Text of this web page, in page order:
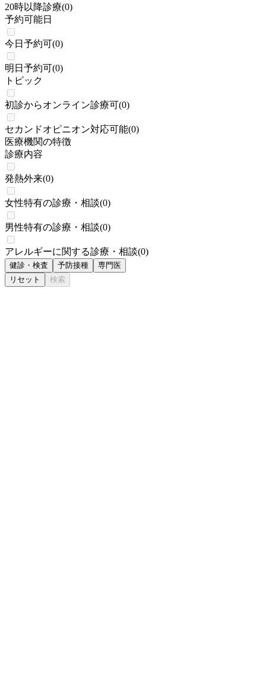
20時以降診療(0)
予約可能日
今日予約可(0)
明日予約可(0)
トピック
初診からオンライン診療可(0)
セカンドオピニオン対応可能(0)
医療機関の特徴
診療内容
発熱外来(0)
女性特有の診療・相談(0)
男性特有の診療・相談(0)
アレルギーに関する診療・相談(0)
健診・検査 予防接種
専門医
リセット
検索